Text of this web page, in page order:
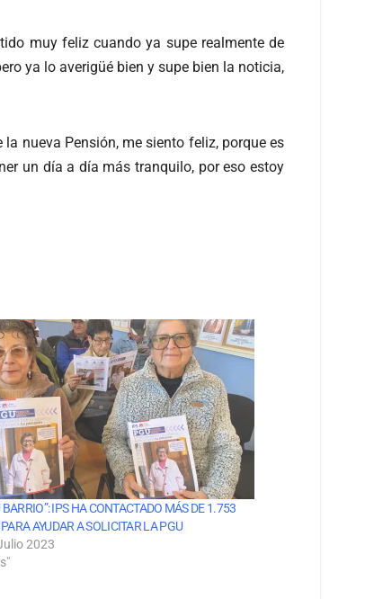
muy feliz cuando ya supe realmente de
ya lo averigüé bien y supe bien la noticia,
nueva Pensión, me siento feliz, porque es
un día a día más tranquilo, por eso estoy
BARRIO”: IPS HA CONTACTADO MÁS DE 1.753
AYUDAR A SOLICITAR LA PGU
2023